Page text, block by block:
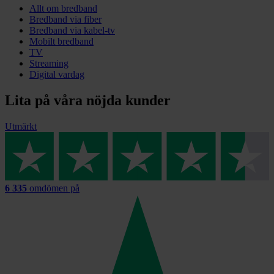
Allt om bredband
Bredband via fiber
Bredband via kabel-tv
Mobilt bredband
TV
Streaming
Digital vardag
Lita på våra nöjda kunder
Utmärkt
6 335 omdömen på